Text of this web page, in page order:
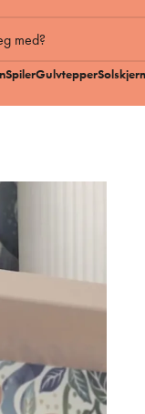
SpilerGulvtepper